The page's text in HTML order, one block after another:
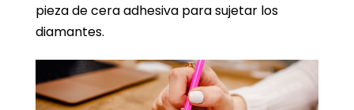
pieza de cera adhesiva para sujetar los
diamantes.